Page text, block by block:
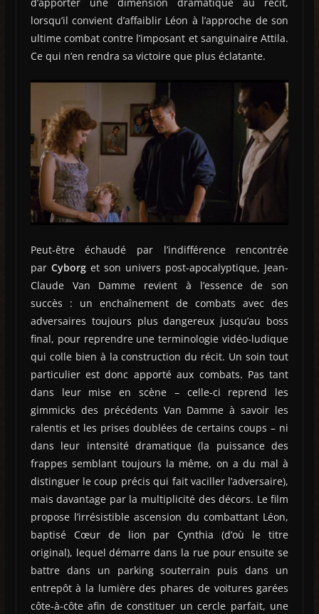
lorsqu’il convient d’affaiblir Léon à l’approche de son
ultime combat contre l’imposant et sanguinaire Attila.
Ce qui n’en rendra sa victoire que plus éclatante.
Peut-être échaudé par l’indifférence rencontrée
par Cyborget son univers post-apocalyptique, Jean-
Claude Van Damme revient à l’essence de son
succès : un enchaînement de combats avec des
adversaires toujours plus dangereux jusqu’au boss
final, pour reprendre une terminologie vidéo-ludique
qui colle bien à la construction du récit. Un soin tout
particulier est donc apporté aux combats. Pas tant
dans leur mise en scène – celle-ci reprend les
gimmicks des précédents Van Damme à savoir les
ralentis et les prises doublées de certains coups – ni
dans leur intensité dramatique (la puissance des
frappes semblant toujours la même, on a du mal à
distinguer le coup précis qui fait vaciller l’adversaire),
mais davantage par la multiplicité des décors. Le film
propose l’irrésistible ascension du combattant Léon,
baptisé Cœur de lion par Cynthia (d’où le titre
original), lequel démarre dans la rue pour ensuite se
battre dans un parking souterrain puis dans un
entrepôt à la lumière des phares de voitures garées
côte-à-côte afin de constituer un cercle parfait, une